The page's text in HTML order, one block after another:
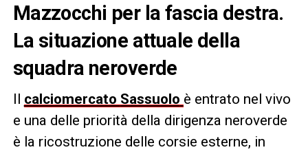
Mazzocchi per la fascia destra.
La situazione attuale della
squadra neroverde
Il calciomercato Sassuolo è entrato nel vivo
e una delle priorità della dirigenza neroverde
è la ricostruzione delle corsie esterne, in